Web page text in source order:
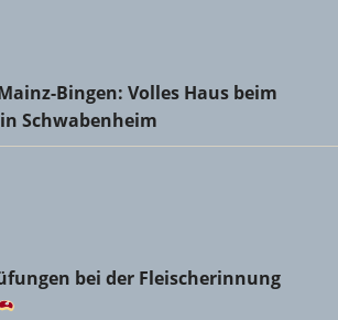
Bingen: Volles Haus beim
Bingen: Volles Haus beim
Schwabenheim
bei der Fleischerinnung Mainz-
bei der Fleischerinnung